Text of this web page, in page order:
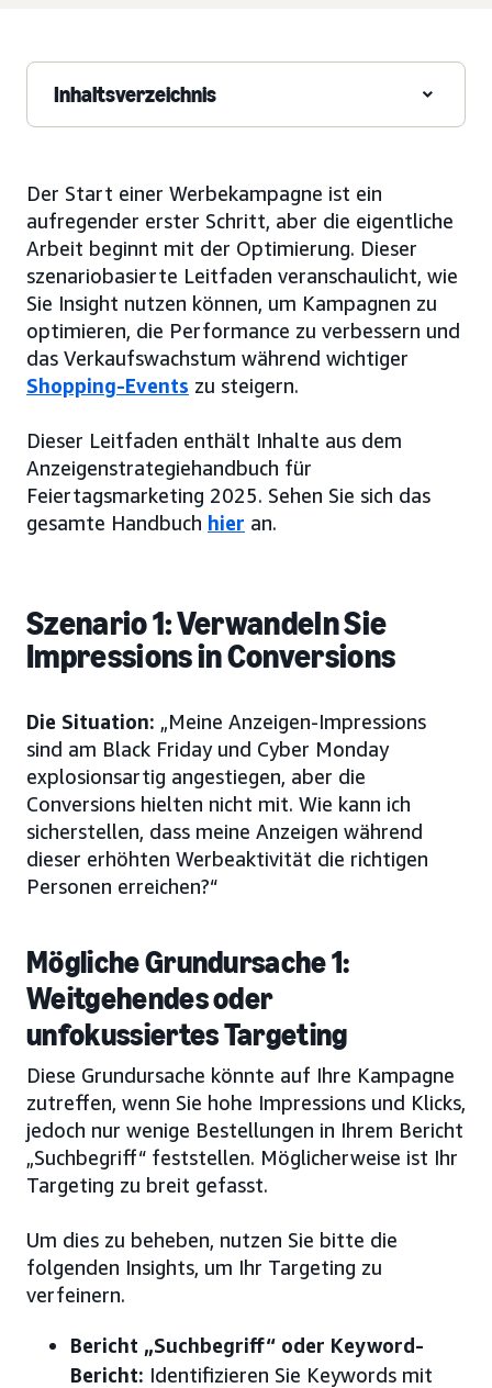
Inhaltsverzeichnis
Der Start einer Werbekampagne ist ein
aufregender erster Schritt, aber die eigentliche
Arbeit beginnt mit der Optimierung. Dieser
szenariobasierte Leitfaden veranschaulicht, wie
Sie Insight nutzen können, um Kampagnen zu
optimieren, die Performance zu verbessern und
das Verkaufswachstum während wichtiger
Shopping-Events zu steigern.
Dieser Leitfaden enthält Inhalte aus dem
Anzeigenstrategiehandbuch für
Feiertagsmarketing 2025. Sehen Sie sich das
gesamte Handbuch hier an.
Szenario 1: Verwandeln Sie
Impressions in Conversions
Die Situation: „Meine Anzeigen-Impressions
sind am Black Friday und Cyber Monday
explosionsartig angestiegen, aber die
Conversions hielten nicht mit. Wie kann ich
sicherstellen, dass meine Anzeigen während
dieser erhöhten Werbeaktivität die richtigen
Personen erreichen?“
Mögliche Grundursache 1:
Weitgehendes oder
unfokussiertes Targeting
Diese Grundursache könnte auf Ihre Kampagne
zutreffen, wenn Sie hohe Impressions und Klicks,
jedoch nur wenige Bestellungen in Ihrem Bericht
„Suchbegriff“ feststellen. Möglicherweise ist Ihr
Targeting zu breit gefasst.
Um dies zu beheben, nutzen Sie bitte die
folgenden Insights, um Ihr Targeting zu
verfeinern.
Bericht „Suchbegriff“ oder Keyword-
Bericht: Identifizieren Sie Keywords mit